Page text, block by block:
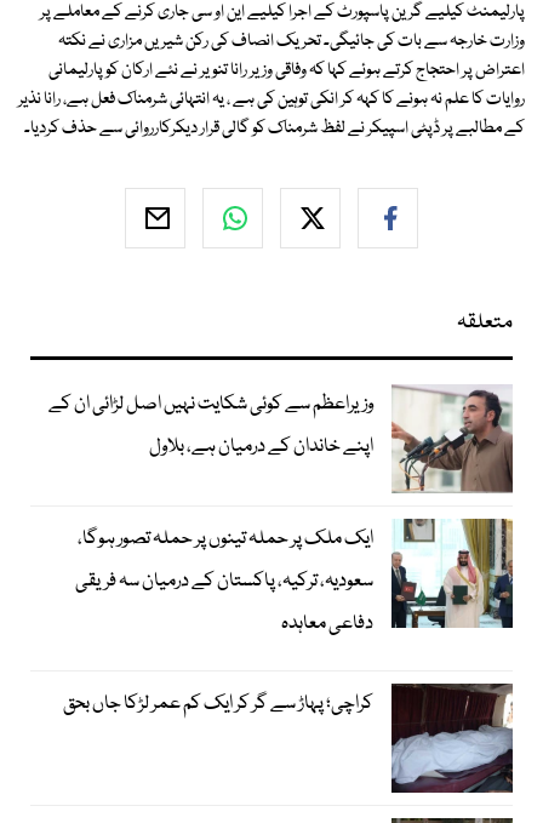
پارلیمنٹ کیلیے گرین پاسپورٹ کے اجرا کیلیے این او سی جاری کرنے کے معاملے پر
وزارت خارجہ سے بات کی جائیگی۔ تحریک انصاف کی رکن شیریں مزاری نے نکتہ
اعتراض پر احتجاج کرتے ہوئے کہا کہ وفاقی وزیر رانا تنویر نے نئے ارکان کو پارلیمانی
روایات کا علم نہ ہونے کا کہہ کر انکی توہین کی ہے ، یہ انتہائی شرمناک فعل ہے، رانا نذیر
کے مطالبے پر ڈپٹی اسپیکر نے لفظ شرمناک کو گالی قرار دیکرکارروائی سے حذف کردیا۔
متعلقہ
وزیراعظم سے کوئی شکایت نہیں اصل لڑائی ان کے
اپنے خاندان کے درمیان ہے، بلاول
ایک ملک پر حملہ تینوں پر حملہ تصور ہوگا،
سعودیہ، ترکیہ، پاکستان کے درمیان سہ فریقی
دفاعی معاہدہ
کراچی؛ پہاڑ سے گر کر ایک کم عمر لڑکا جاں بحق